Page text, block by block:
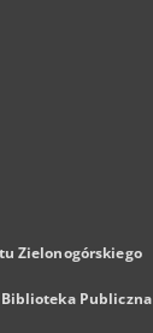
Zielonogórskiego
Publiczna